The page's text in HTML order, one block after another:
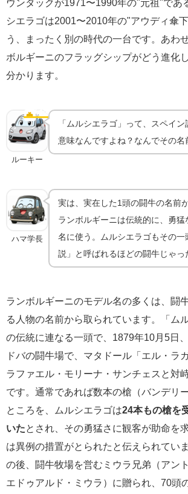
ウンタックが1971〜1990年の"元祖"であ
シエラゴは2001〜2010年の"アウディ傘
う、まったく別の時代の一台です。あわ
ボルギーニのフラッグシップがどう進化
分かります。
🦇 名前の由来
「ムルシエラゴ」の名の由来｜19世
ルーキー
「ムルシエラゴ」って、スペイ
意味なんですよね？なんでその名
ハマ学長
実は、実在した1頭の闘牛の名前
ランボルギーニは伝統的に、勇猛
名に使う。ムルシエラゴもその一
説」と呼ばれるほどの闘牛じゃっ
ランボルギーニのモデル名の多くは、闘
る人物の名前から取られています。「ム
の伝統に連なる一頭で、1879年10月5日
ドバの闘牛場で、マタドール「エル・ラ
ラファエル・モリーナ・サンチェスと対
です。通常であれば数本の槍（バンデリ
ところを、ムルシエラゴは24本もの槍を
いたとされ、その勇猛さに観客が助命を
は異例の措置がとられたと伝えられてい
の後、闘牛牧場を営むミウラ兄弟（アン
エドゥアルド・ミウラ）に贈られ、70頭